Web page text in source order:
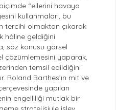
“ellerini havaya
kullanmaları, bu
tercihi olmaktan çıkarak
hâline geldiğini
söz konusu görsel
çözümlemesini yaparak,
temsil edildiğini
Roland Barthes’ın mit ve
yapılan
engelliliği mutlak bir